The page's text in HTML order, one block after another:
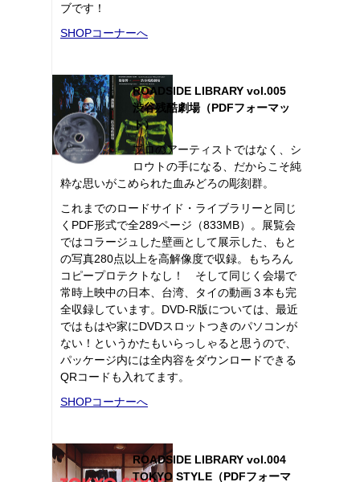
ブです！
SHOPコーナーへ
ROADSIDE LIBRARY vol.005
渋谷残酷劇場（PDFフォーマッ
ト）
プロのアーティストではなく、シ
ロウトの手になる、だからこそ純
粋な思いがこめられた血みどろの彫刻群。
これまでのロードサイド・ライブラリーと同じ
くPDF形式で全289ページ（833MB）。展覧会
ではコラージュした壁画として展示した、もと
の写真280点以上を高解像度で収録。もちろん
コピープロテクトなし！ そして同じく会場で
常時上映中の日本、台湾、タイの動画３本も完
全収録しています。DVD-R版については、最近
ではもはや家にDVDスロットつきのパソコンが
ない！というかたもいらっしゃると思うので、
パッケージ内には全内容をダウンロードできる
QRコードも入れてます。
SHOPコーナーへ
ROADSIDE LIBRARY vol.004
TOKYO STYLE（PDFフォーマ